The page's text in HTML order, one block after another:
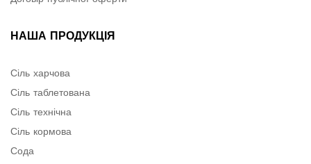
НАША ПРОДУКЦІЯ
Сіль харчова
Сіль таблетована
Сіль технічна
Сіль кормова
Сода